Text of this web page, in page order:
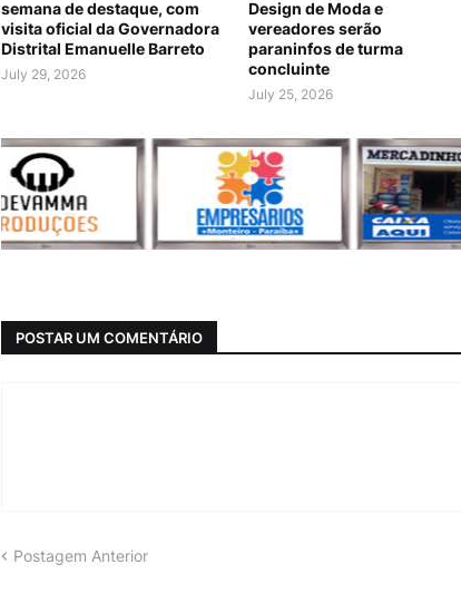
semana de destaque, com
visita oficial da Governadora
Distrital Emanuelle Barreto
July 29, 2026
Design de Moda e
vereadores serão
paraninfos de turma
concluinte
July 25, 2026
POSTAR UM COMENTÁRIO
Postagem Anterior